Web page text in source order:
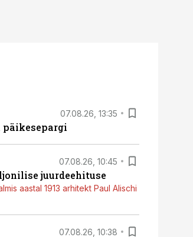
07.08.26, 13:35
päikesepargi
07.08.26, 10:45
juurdeehituse
aastal 1913 arhitekt Paul Alischi
07.08.26, 10:38